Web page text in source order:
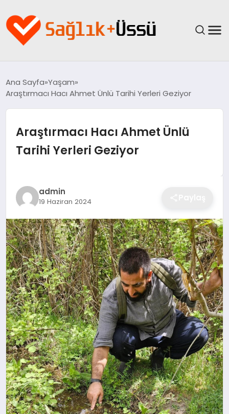
YAŞAM
SAĞLIK
GÜNCEL
BESLENME
Ana Sayfa Yaşam
Araştırmacı Hacı Ahmet Ünlü Tarihi Yerleri Geziyor
Araştırmacı Hacı Ahmet Ünlü
Tarihi Yerleri Geziyor
admin
19 Haziran 2024